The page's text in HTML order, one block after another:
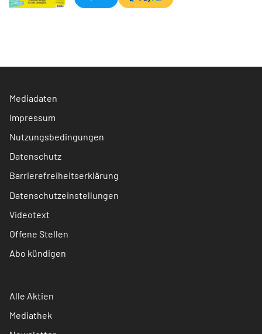
Mediadaten
Impressum
Nutzungsbedingungen
Datenschutz
Barrierefreiheitserklärung
Datenschutzeinstellungen
Videotext
Offene Stellen
Abo kündigen
Alle Aktien
Mediathek